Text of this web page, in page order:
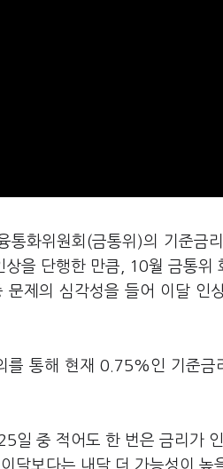
화위원회(금통위)의 기준금
을 단행한 만큼, 10월 금통위
제의 심각성을 들어 이달 인
통해 현재 0.75%인 기준금
일 중 적어도 한 번은 금리가
달보다는 내달 더 가능성이 높